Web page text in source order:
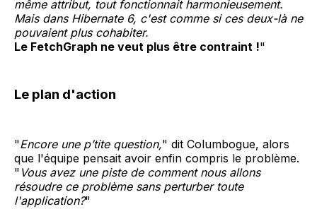
même attribut, tout fonctionnait harmonieusement.
Mais dans Hibernate 6, c'est comme si ces deux-là ne
pouvaient plus cohabiter.
Le FetchGraph ne veut plus être contraint !"
Le plan d'action
"Encore une p’tite question," dit Columbogue, alors
que l'équipe pensait avoir enfin compris le problème.
" Vous avez une piste de comment nous allons
résoudre ce problème sans perturber toute
l'application?"